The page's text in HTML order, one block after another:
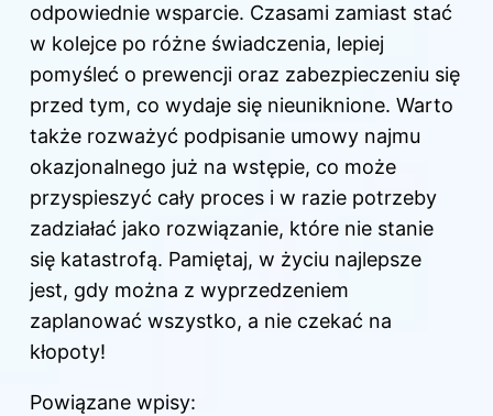
odpowiednie wsparcie. Czasami zamiast stać
w kolejce po różne świadczenia, lepiej
pomyśleć o prewencji oraz zabezpieczeniu się
przed tym, co wydaje się nieuniknione. Warto
także rozważyć podpisanie umowy najmu
okazjonalnego już na wstępie, co może
przyspieszyć cały proces i w razie potrzeby
zadziałać jako rozwiązanie, które nie stanie
się katastrofą. Pamiętaj, w życiu najlepsze
jest, gdy można z wyprzedzeniem
zaplanować wszystko, a nie czekać na
kłopoty!
Powiązane wpisy: